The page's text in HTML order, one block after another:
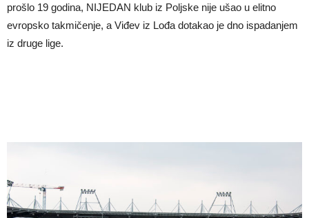
prošlo 19 godina, NIJEDAN klub iz Poljske nije ušao u elitno
evropsko takmičenje, a Viđev iz Lođa dotakao je dno ispadanjem
iz druge lige.